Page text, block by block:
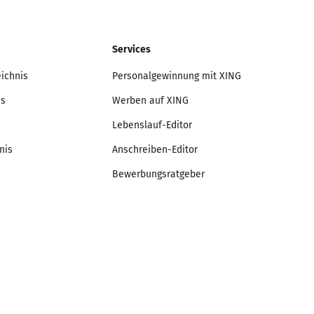
Services
Personalgewinnung mit XING
Werben auf XING
Lebenslauf-Editor
Anschreiben-Editor
Bewerbungsratgeber